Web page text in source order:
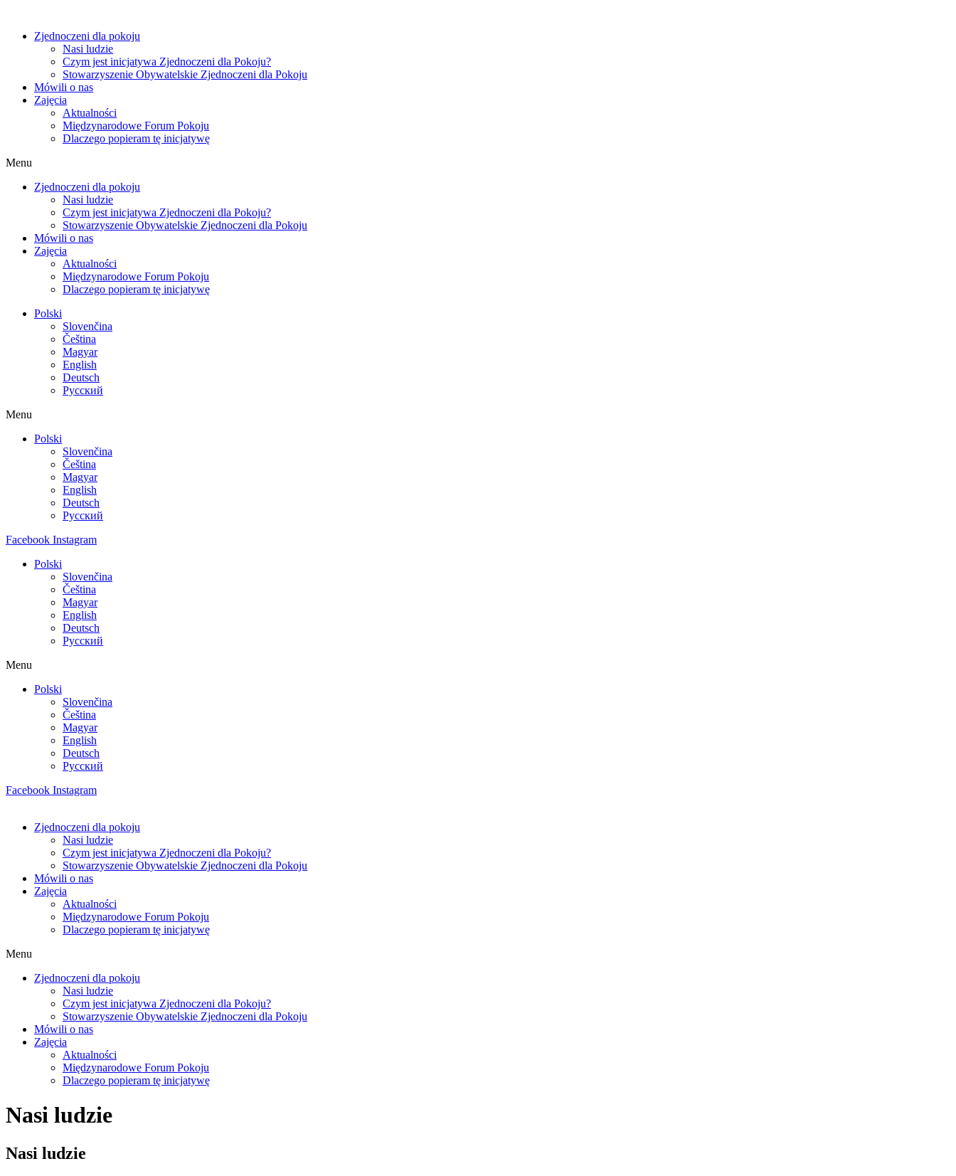
Zjednoczeni dla pokoju
Nasi ludzie
Czym jest inicjatywa Zjednoczeni dla Pokoju?
Stowarzyszenie Obywatelskie Zjednoczeni dla Pokoju
Mówili o nas
Zajęcia
Aktualności
Międzynarodowe Forum Pokoju
Dlaczego popieram tę inicjatywę
Menu
Zjednoczeni dla pokoju
Nasi ludzie
Czym jest inicjatywa Zjednoczeni dla Pokoju?
Stowarzyszenie Obywatelskie Zjednoczeni dla Pokoju
Mówili o nas
Zajęcia
Aktualności
Międzynarodowe Forum Pokoju
Dlaczego popieram tę inicjatywę
Polski
Slovenčina
Čeština
Magyar
English
Deutsch
Русский
Menu
Polski
Slovenčina
Čeština
Magyar
English
Deutsch
Русский
Facebook Instagram
Polski
Slovenčina
Čeština
Magyar
English
Deutsch
Русский
Menu
Polski
Slovenčina
Čeština
Magyar
English
Deutsch
Русский
Facebook Instagram
Zjednoczeni dla pokoju
Nasi ludzie
Czym jest inicjatywa Zjednoczeni dla Pokoju?
Stowarzyszenie Obywatelskie Zjednoczeni dla Pokoju
Mówili o nas
Zajęcia
Aktualności
Międzynarodowe Forum Pokoju
Dlaczego popieram tę inicjatywę
Menu
Zjednoczeni dla pokoju
Nasi ludzie
Czym jest inicjatywa Zjednoczeni dla Pokoju?
Stowarzyszenie Obywatelskie Zjednoczeni dla Pokoju
Mówili o nas
Zajęcia
Aktualności
Międzynarodowe Forum Pokoju
Dlaczego popieram tę inicjatywę
Nasi ludzie
Nasi ludzie